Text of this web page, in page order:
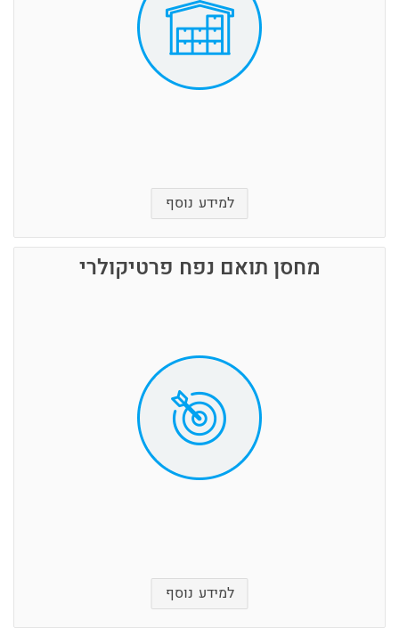
אמצעי הגנה וניטור אלקטרונים ואופטיים, גלאי נפח
ותנועה עם חיבור למוקד שמירה 24/7
נעילת כל מחסן בנפרד ונעילה הרמטית של כל
המתחם ע"י סורג ובריח ודריכת מע' התראה.
אחסון תכולה צריך להישאר סטרילי, ללא מזיקים
הדברים שלכם לא אוהבים גשם רוח טפטופים או
שלום לאבק, לסופות חול או סתם לאנשים סקרנים
ועו"ש שמציצים מה יש במחסן. מה ששלך שלך
למידע נוסף
מחסן תואם נפח פרטיקולרי
למידע נוסף